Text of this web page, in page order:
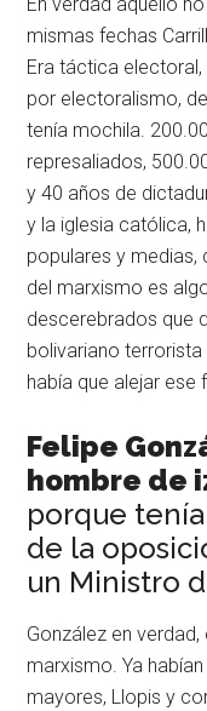
mismas fechas
Era táctica
por electoralismo,
tenía mochila.
represaliados,
y 40 años de
y la iglesia católica,
populares y medias,
del marxismo es
descerebrados que
bolivariano terrorista
había que alejar ese
Felipe
hombre de
porque
de la
un Ministro
González en
marxismo. Ya
mayores, Llopis y